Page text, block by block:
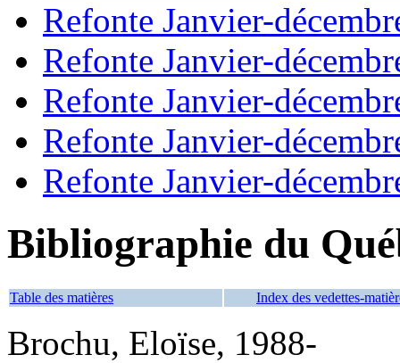
Refonte Janvier-
Refonte Janvier-
Refonte Janvier-
Refonte Janvier-
Refonte Janvier-
Bibliographie du
Table des matières Index des vedettes-
Brochu, Eloïse, 1988-